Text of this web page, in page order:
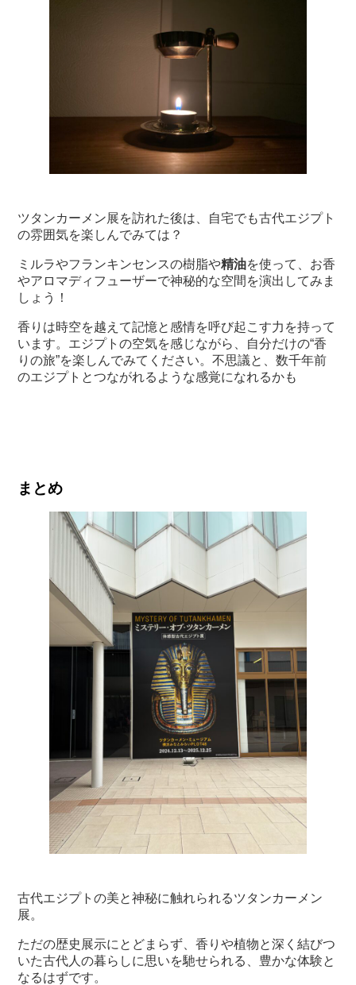
ツタンカーメン展を訪れた後は、自宅でも古代エジプト
の雰囲気を楽しんでみては？
ミルラやフランキンセンスの樹脂や精油を使って、お香
やアロマディフューザーで神秘的な空間を演出してみま
しょう！
香りは時空を越えて記憶と感情を呼び起こす力を持って
います。エジプトの空気を感じながら、自分だけの“香
りの旅”を楽しんでみてください。不思議と、数千年前
のエジプトとつながれるような感覚になれるかも
まとめ
古代エジプトの美と神秘に触れられるツタンカーメン
展。
ただの歴史展示にとどまらず、香りや植物と深く結びつ
いた古代人の暮らしに思いを馳せられる、豊かな体験と
なるはずです。